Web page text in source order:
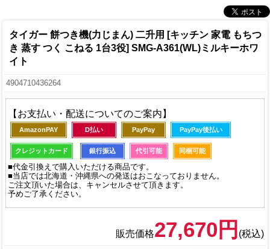
タイガー 餅つき機(力じまん) 二升用 [キッチン 家電 もちつ
き 蒸す つく こねる 1台3役] SMG-A361(WL)ミルキーホワ
イト
4904710436264
【お支払い・配送についてのご案内】
AmazonPAY D払い PayPay PayPay後払い
クレジットカード 銀行振込 代引可能 同梱可能
■代金引換えで購入いただける商品です。
■当店では北海道・沖縄県への発送はおこなっておりません。
ご注文頂いた場合は、キャンセルさせて頂きます。
予めご了承ください。
販売価格27,670円 (税込)